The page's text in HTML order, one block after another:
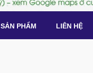
SẢN PHẨM LIÊN HỆ